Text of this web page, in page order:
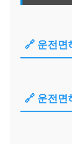
🔗 운전면
🔗 운전면